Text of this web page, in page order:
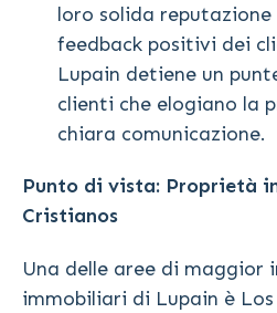
loro solida
feedback positivi dei
Lupain detiene un
clienti che elogiano la
chiara comunicazione.
Punto di vista: Proprietà
Cristianos
Una delle aree di maggior
immobiliari di Lupain è